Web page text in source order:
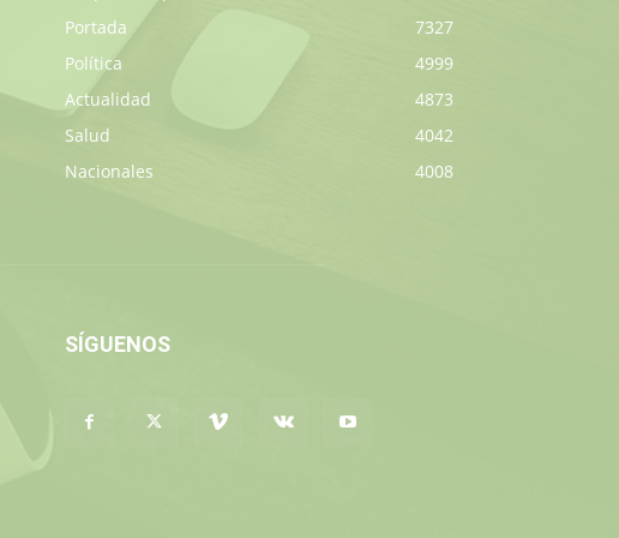
Portada
7327
Política
4999
Actualidad
4873
Salud
4042
Nacionales
4008
SÍGUENOS